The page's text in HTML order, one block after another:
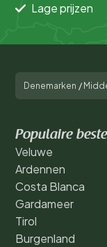
Lage prijzen
Denemarken /
Populaire
Veluwe
Ardennen
Costa Blanca
Gardameer
Tirol
Burgenland